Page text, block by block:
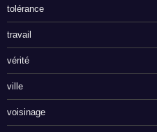
tolérance
travail
vérité
ville
voisinage